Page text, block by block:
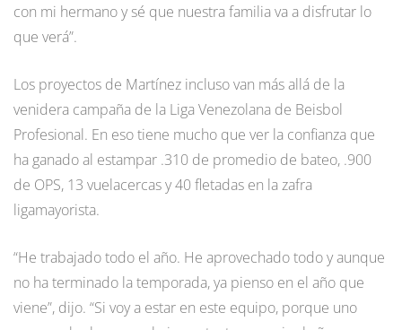
con mi hermano y sé que nuestra familia va a disfrutar lo
que verá”.
Los proyectos de Martínez incluso van más allá de la
venidera campaña de la Liga Venezolana de Beisbol
Profesional. En eso tiene mucho que ver la confianza que
ha ganado al estampar .310 de promedio de bateo, .900
de OPS, 13 vuelacercas y 40 fletadas en la zafra
ligamayorista.
“He trabajado todo el año. He aprovechado todo y aunque
no ha terminado la temporada, ya pienso en el año que
viene”, dijo. “Si voy a estar en este equipo, porque uno